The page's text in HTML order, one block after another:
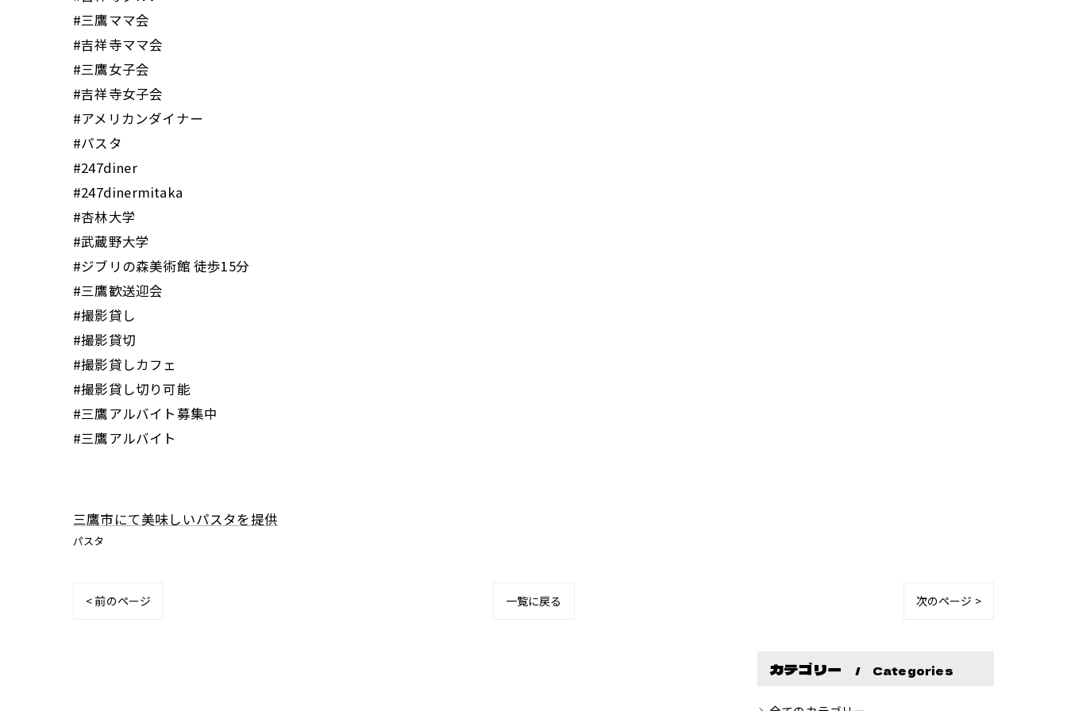
#三鷹ママ会
#吉祥寺ママ会
#三鷹女子会
#吉祥寺女子会
#アメリカンダイナー
#パスタ
#247diner
#247dinermitaka
#杏林大学
#武蔵野大学
#ジブリの森美術館 徒歩15分
#三鷹歓送迎会
#撮影貸し
#撮影貸切
#撮影貸しカフェ
#撮影貸し切り可能
#三鷹アルバイト募集中
#三鷹アルバイト
三鷹市にて美味しいパスタを提供
パスタ
< 前のページ 一覧に戻る 次のページ >
カテゴリー Categories